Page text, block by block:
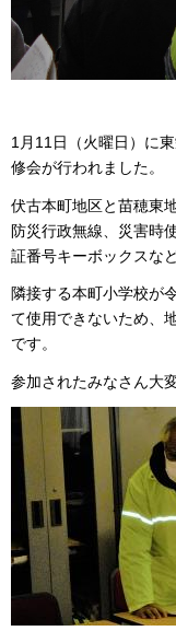
1月11日（火曜日）に
修会が行われました。
伏古本町地区と苗穂東
防災行政無線、災害時
証番号キーボックスな
隣接する本町小学校が
て使用できないため、
です。
参加されたみなさん大